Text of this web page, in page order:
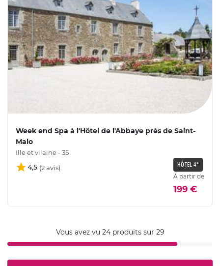
Week end Spa à l'Hôtel de l'Abbaye près de Saint-
Malo
Ille et vilaine - 35
4,5 HÔTEL 4*
À partir de
199 €
Vous avez vu 24 produits sur 29